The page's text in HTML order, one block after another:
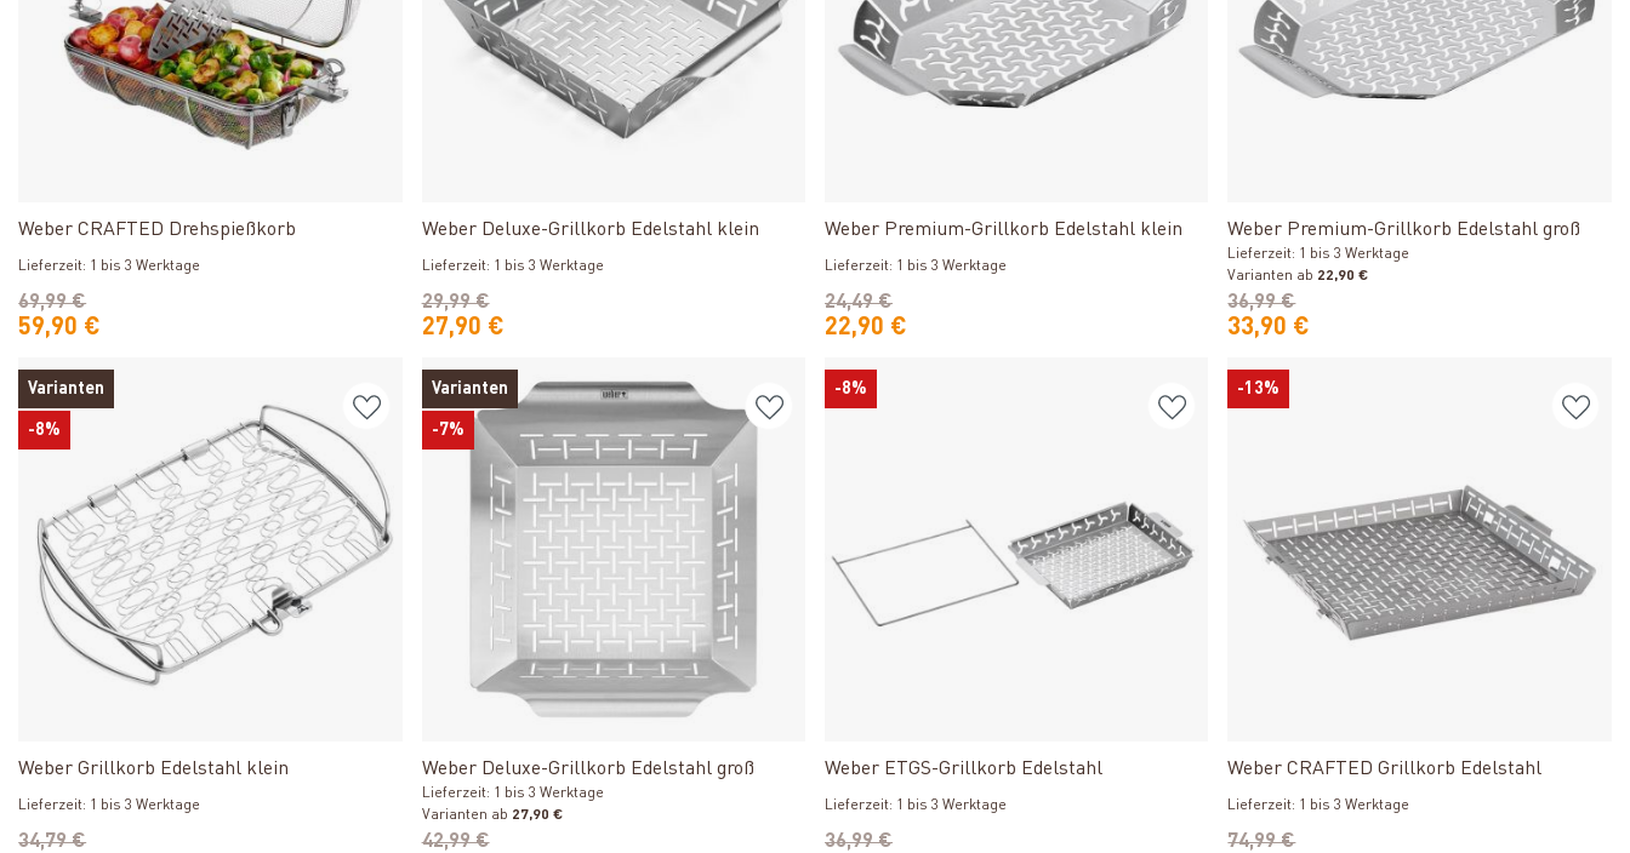
Weber CRAFTED Drehspießkorb
Lieferzeit: 1 bis 3 Werktage
59,90 €
69,99 €
Weber Deluxe-Grillkorb Edelstahl klein
Lieferzeit: 1 bis 3 Werktage
27,90 €
29,99 €
Weber Premium-Grillkorb Edelstahl klein
Lieferzeit: 1 bis 3 Werktage
22,90 €
24,49 €
Weber Premium-Grillkorb Edelstahl groß
Lieferzeit: 1 bis 3 Werktage
Varianten ab 22,90 €
33,90 €
36,99 €
Varianten
-8%
Weber Grillkorb Edelstahl klein
Lieferzeit: 1 bis 3 Werktage
34,79 €
Varianten
-7%
Weber Deluxe-Grillkorb Edelstahl groß
Lieferzeit: 1 bis 3 Werktage
Varianten ab 27,90 €
42,99 €
-8%
Weber ETGS-Grillkorb Edelstahl
Lieferzeit: 1 bis 3 Werktage
36,99 €
-13%
Weber CRAFTED Grillkorb Edelstahl
Lieferzeit: 1 bis 3 Werktage
74,99 €